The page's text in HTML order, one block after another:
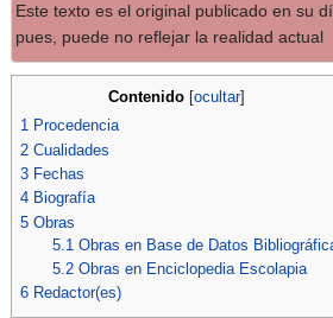
Este texto es el original publicado en su
pues, puede no reflejar la realidad actual
Contenido ocultar]
1 Procedencia
2 Cualidades
3 Fechas
4 Biografía
5 Obras
5.1 Obras en Base de Datos
5.2 Obras en Enciclopedia Escolapia
6 Redactor(es)